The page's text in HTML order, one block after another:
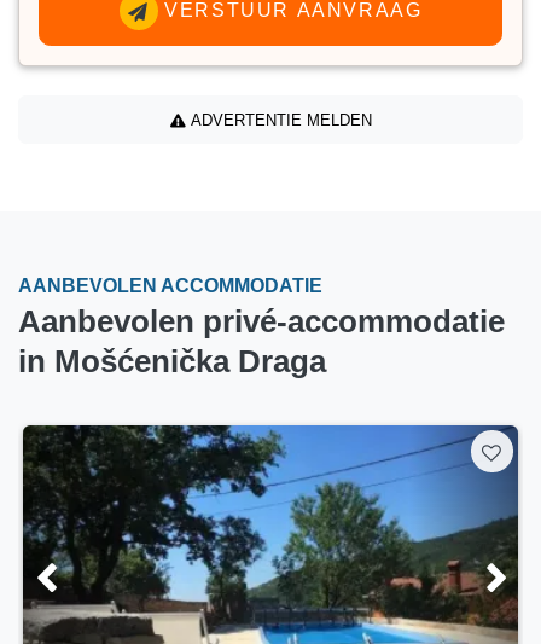
VERSTUUR AANVRAAG
ADVERTENTIE MELDEN
AANBEVOLEN ACCOMMODATIE
Aanbevolen privé-accommodatie
in Mošćenička Draga